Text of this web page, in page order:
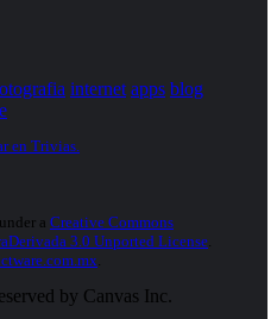
internet apps blog
en Trivias.
a Creative Commons
3.0 Unported License.
.
by Canvas Inc.